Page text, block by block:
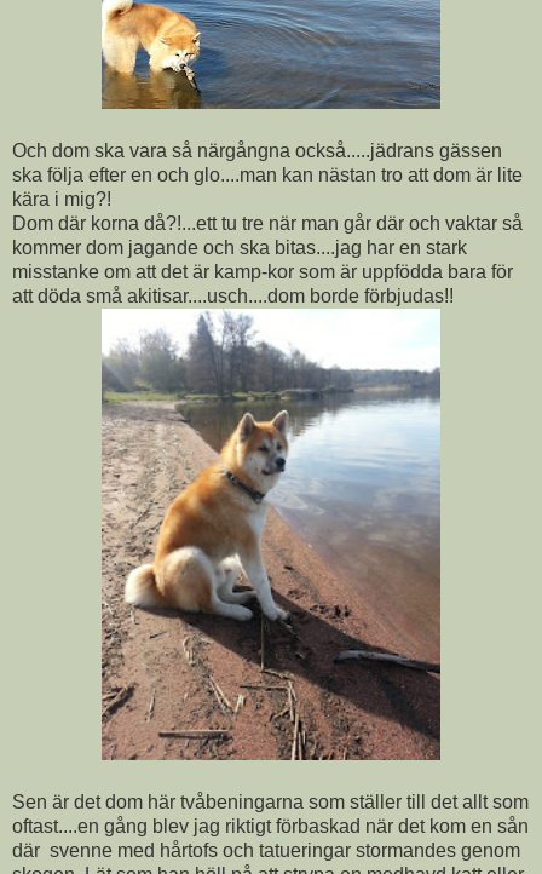
Och dom ska vara så närgångna också.....jädrans gässen
ska följa efter en och glo....man kan nästan tro att dom är lite
kära i mig?!
Dom där korna då?!...ett tu tre när man går där och vaktar så
kommer dom jagande och ska bitas....jag har en stark
misstanke om att det är kamp-kor som är uppfödda bara för
att döda små akitisar....usch....dom borde förbjudas!!
Sen är det dom här tvåbeningarna som ställer till det allt som
oftast....en gång blev jag riktigt förbaskad när det kom en sån
där svenne med hårtofs och tatueringar stormandes genom